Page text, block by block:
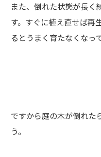
また、倒れた状態が長く
す。すぐに植え直せば再
るとうまく育たなくなっ
ですから庭の木が倒れた
う。